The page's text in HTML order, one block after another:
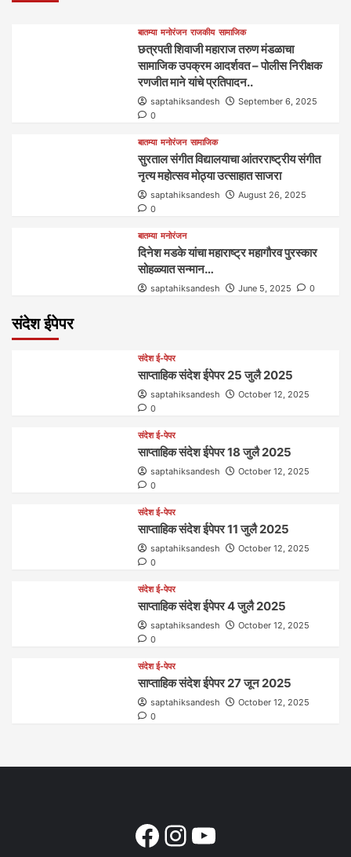
बातम्या मनोरंजन राजकीय सामाजिक
छत्रपती शिवाजी महाराज तरुण मंडळाचा
सामाजिक उपक्रम आदर्शवत – पोलीस निरीक्षक
रणजीत माने यांचे प्रतिपादन..
saptahiksandesh
September 6, 2025
0
बातम्या मनोरंजन सामाजिक
सुरताल संगीत विद्यालयाचा आंतरराष्ट्रीय संगीत
नृत्य महोत्सव मोठ्या उत्साहात साजरा
saptahiksandesh
August 26, 2025
0
बातम्या मनोरंजन
दिनेश मडके यांचा महाराष्ट्र महागौरव‌ पुरस्कार‌‌‌
सोहळ्यात सन्मान…
saptahiksandesh June 5, 2025 0
संदेश ईपेपर
संदेश ई-पेपर
साप्ताहिक संदेश ईपेपर 25 जुलै 2025
saptahiksandesh
October 12, 2025
0
संदेश ई-पेपर
साप्ताहिक संदेश ईपेपर 18 जुलै 2025
saptahiksandesh
October 12, 2025
0
संदेश ई-पेपर
साप्ताहिक संदेश ईपेपर 11 जुलै 2025
saptahiksandesh
October 12, 2025
0
संदेश ई-पेपर
साप्ताहिक संदेश ईपेपर 4 जुलै 2025
saptahiksandesh
October 12, 2025
0
संदेश ई-पेपर
साप्ताहिक संदेश ईपेपर 27 जून 2025
saptahiksandesh
October 12, 2025
0
Facebook
Instagram
YouTube